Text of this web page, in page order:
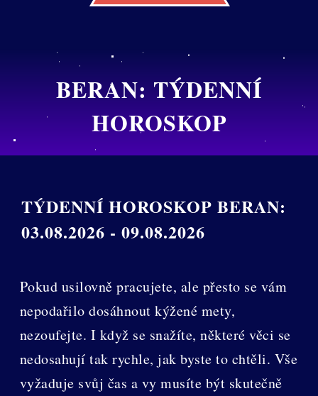
BERAN: TÝDENNÍ
HOROSKOP
TÝDENNÍ HOROSKOP BERAN:
03.08.2026 - 09.08.2026
Pokud usilovně pracujete, ale přesto se vám
nepodařilo dosáhnout kýžené mety,
nezoufejte. I když se snažíte, některé věci se
nedosahují tak rychle, jak byste to chtěli. Vše
vyžaduje svůj čas a vy musíte být skutečně